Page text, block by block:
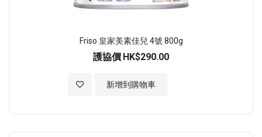
Friso 皇家美素佳兒 4號 800g
護協價 HK$290.00
新增到購物車
加入至願望清單